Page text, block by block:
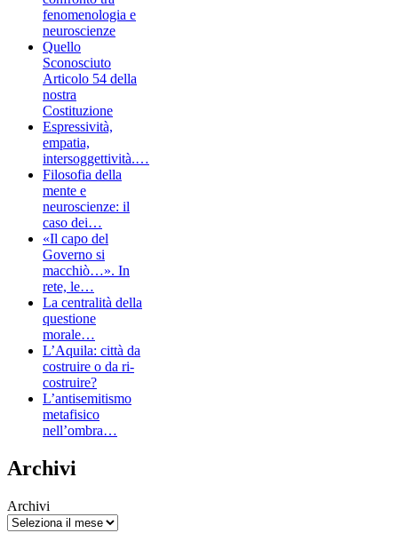
fenomenologia e
neuroscienze
Quello
Sconosciuto
Articolo 54 della
nostra
Costituzione
Espressività,
empatia,
intersoggettività.…
Filosofia della
mente e
neuroscienze: il
caso dei…
«Il capo del
Governo si
macchiò…». In
rete, le…
La centralità della
questione
morale…
L’Aquila: città da
costruire o da ri-
costruire?
L’antisemitismo
metafisico
nell’ombra…
Archivi
Archivi